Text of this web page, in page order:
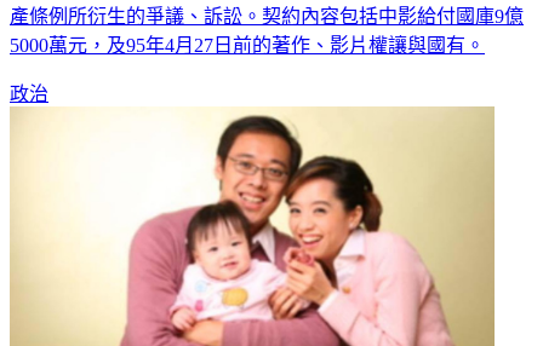
產條例所衍生的爭議、訴訟。契約內容包括中影給付國庫9億
5000萬元，及95年4月27日前的著作、影片權讓與國有。
政治